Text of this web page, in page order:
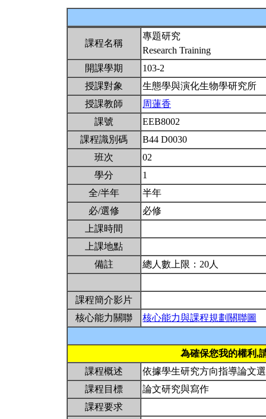
課程名稱
專題研究
Research Training
開課學期
103-2
授課對象
生態學與演化生物學研究所
授課教師
周蓮香
課號
EEB8002
課程識別碼
B44 D0030
班次
02
學分
1
全/半年
半年
必/選修
必修
上課時間
上課地點
備註
總人數上限：20人
課程簡介影片
核心能力關聯
核心能力與課程規劃關聯圖
為確保您我的權利,
課程概述
依據學生研究方向指導論文
課程目標
論文研究與寫作
課程要求